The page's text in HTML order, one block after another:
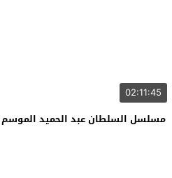
02:11:45
مسلسل السلطان عبد الحميد الموسم